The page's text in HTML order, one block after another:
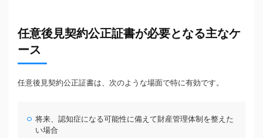
任意後見契約公正証書が必要となる主なケ
ース
任意後見契約公正証書は、次のような場面で特に有効です。
将来、認知症になる可能性に備えて財産管理体制を整えた
い場合